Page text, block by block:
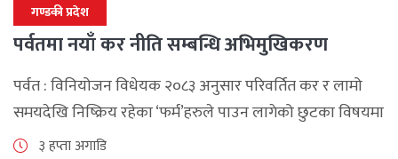
गण्डकी प्रदेश
पर्वतमा नयाँ कर नीति सम्बन्धि अभिमुखिकरण
पर्वत : विनियोजन विधेयक २०८३ अनुसार परिवर्तित कर र लामो
समयदेखि निष्क्रिय रहेका ‘फर्म’हरुले पाउन लागेको छुटका विषयमा
पर्वतमा अन्तरक्रिया भएको छ , आन्तरिक राजश्व कार्यालय बागलुङ
३ हप्ता अगाडि